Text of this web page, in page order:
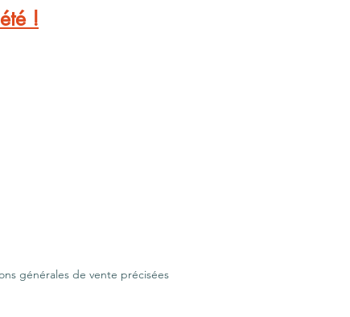
!
générales de vente précisées